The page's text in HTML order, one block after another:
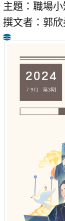
主題：職場
撰文者：郭